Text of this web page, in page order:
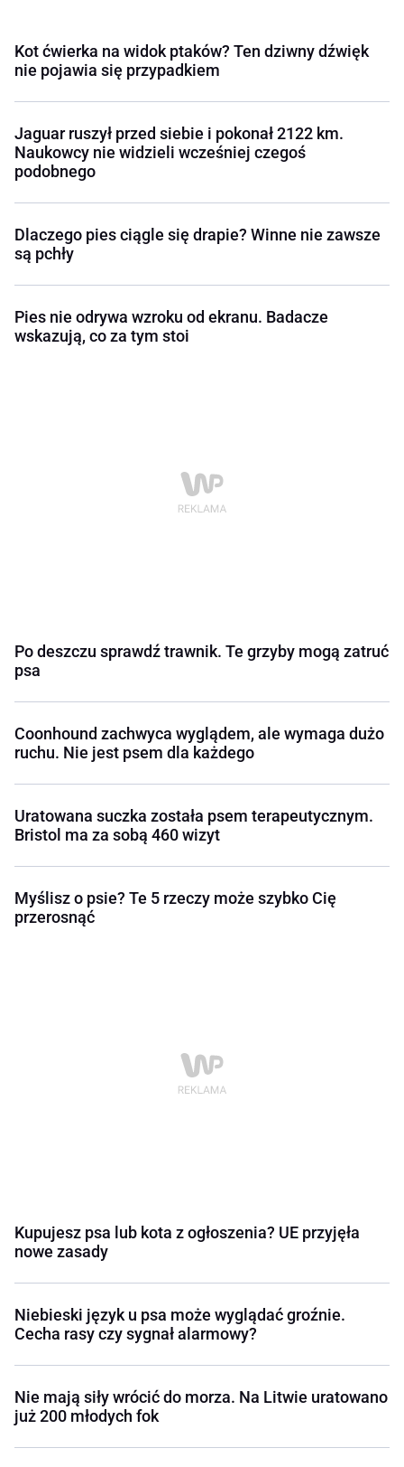
Kot ćwierka na widok ptaków? Ten dziwny dźwięk
nie pojawia się przypadkiem
Jaguar ruszył przed siebie i pokonał 2122 km.
Naukowcy nie widzieli wcześniej czegoś
podobnego
Dlaczego pies ciągle się drapie? Winne nie zawsze
są pchły
Pies nie odrywa wzroku od ekranu. Badacze
wskazują, co za tym stoi
Po deszczu sprawdź trawnik. Te grzyby mogą zatruć
psa
Coonhound zachwyca wyglądem, ale wymaga dużo
ruchu. Nie jest psem dla każdego
Uratowana suczka została psem terapeutycznym.
Bristol ma za sobą 460 wizyt
Myślisz o psie? Te 5 rzeczy może szybko Cię
przerosnąć
Kupujesz psa lub kota z ogłoszenia? UE przyjęła
nowe zasady
Niebieski język u psa może wyglądać groźnie.
Cecha rasy czy sygnał alarmowy?
Nie mają siły wrócić do morza. Na Litwie uratowano
już 200 młodych fok